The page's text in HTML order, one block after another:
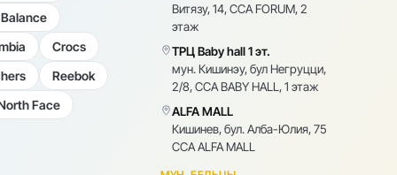
Crocs
Reebok
Face
Витязу, 14, CCA FORUM, 2
этаж
ТРЦ Baby hall 1 эт.
мун. Кишинэу, бул Негруцци,
2/8, CCA BABY HALL, 1 этаж
ALFA MALL
Кишинев, бул. Алба-Юлия, 75
CCA ALFA MALL